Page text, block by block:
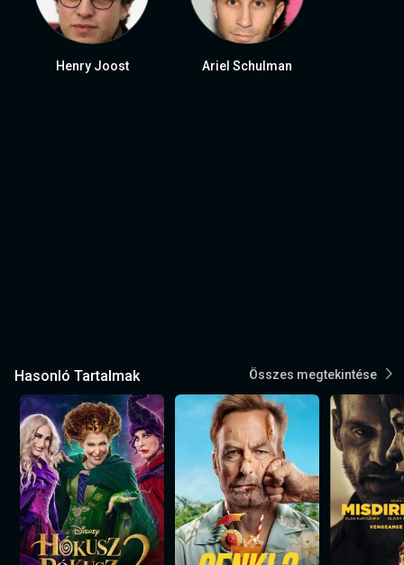
Henry Joost Ariel Schulman
Hasonló Tartalmak Összes megtekintése